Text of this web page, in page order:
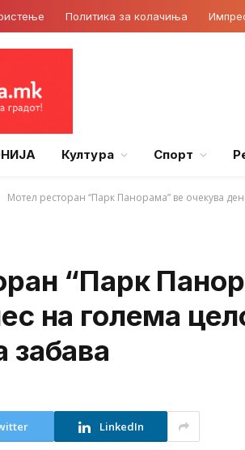
Политика за колачиња
Култура Спорт
Мотел ресторан “Парк Панорама” ве очекува
“Парк
на голема
забава
LinkedIn